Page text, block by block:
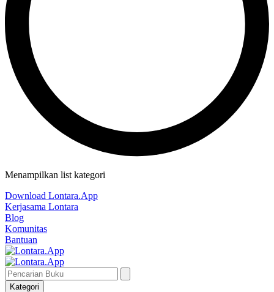
Menampilkan list kategori
Download Lontara.App
Kerjasama Lontara
Blog
Komunitas
Bantuan
Kategori